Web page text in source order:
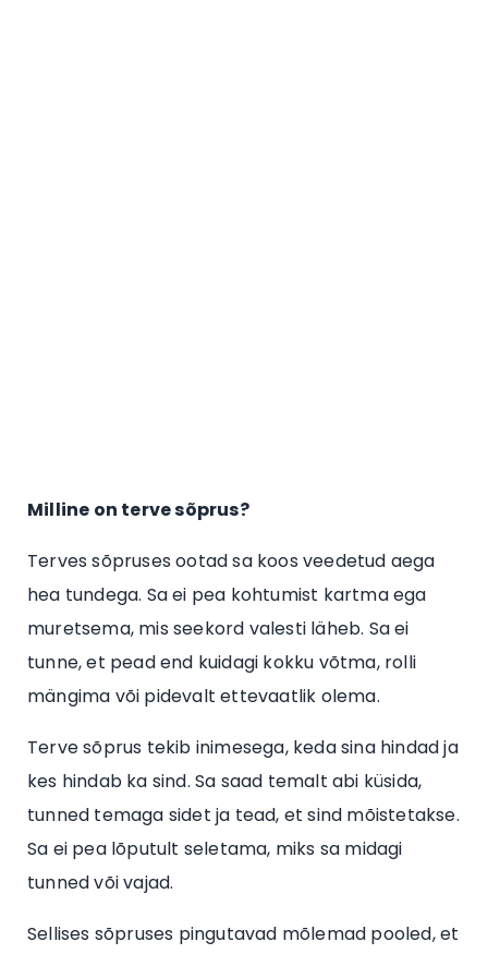
Milline on terve sõprus?
Terves sõpruses ootad sa koos veedetud aega
hea tundega. Sa ei pea kohtumist kartma ega
muretsema, mis seekord valesti läheb. Sa ei
tunne, et pead end kuidagi kokku võtma, rolli
mängima või pidevalt ettevaatlik olema.
Terve sõprus tekib inimesega, keda sina hindad ja
kes hindab ka sind. Sa saad temalt abi küsida,
tunned temaga sidet ja tead, et sind mõistetakse.
Sa ei pea lõputult seletama, miks sa midagi
tunned või vajad.
Sellises sõpruses pingutavad mõlemad pooled, et